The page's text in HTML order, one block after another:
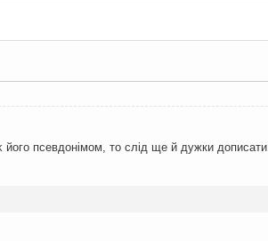
псевдонімом, то слід ще й дужки дописати.